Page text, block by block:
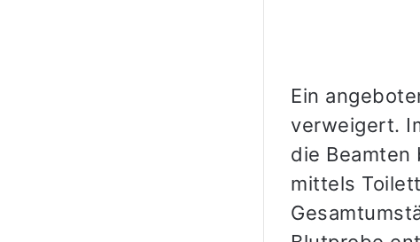
Ein
verweigert.
die
mittels